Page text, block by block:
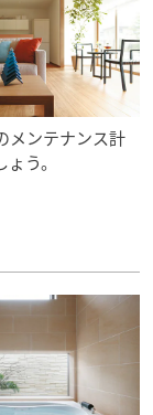
メンテナンス計
う。